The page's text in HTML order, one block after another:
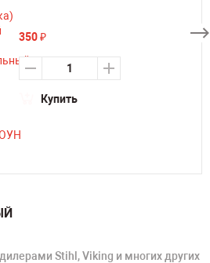
350₽
Купить
Stihl, Viking и многих других